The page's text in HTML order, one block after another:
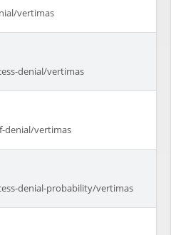
vertimas
denial/vertimas
denial/vertimas
denial-probability/vertimas